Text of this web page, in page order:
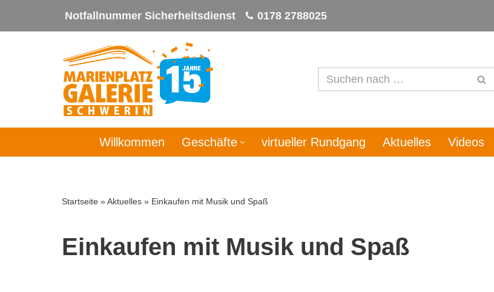
Zum
Notfallnummer Sicherheitsdienst 0178 2788025
Willkommen Geschäfte virtueller Rundgang Aktuelles Videos
Startseite »Aktuelles » Einkaufen mit Musik und Spaß
Einkaufen mit Musik und Spaß